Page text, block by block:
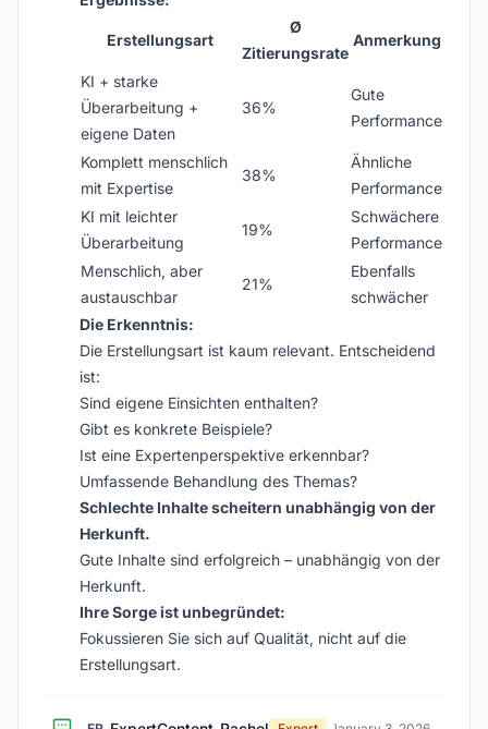
Erstellungsart
Ø
Zitierungsrate
Anmerkung
KI + starke
Überarbeitung +
eigene Daten
36%
Gute
Performance
Komplett menschlich
mit Expertise
38%
Ähnliche
Performance
KI mit leichter
Überarbeitung
19%
Schwächere
Performance
Menschlich, aber
austauschbar
21%
Ebenfalls
schwächer
Die Erkenntnis:
Die Erstellungsart ist kaum relevant. Entscheidend
ist:
Sind eigene Einsichten enthalten?
Gibt es konkrete Beispiele?
Ist eine Expertenperspektive erkennbar?
Umfassende Behandlung des Themas?
Schlechte Inhalte scheitern unabhängig von der
Herkunft.
Gute Inhalte sind erfolgreich – unabhängig von der
Herkunft.
Ihre Sorge ist unbegründet:
Fokussieren Sie sich auf Qualität, nicht auf die
Erstellungsart.